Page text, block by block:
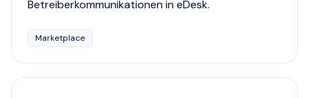
Betreiberkommunikationen in eDesk.
Marketplace